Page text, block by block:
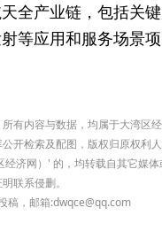
全产业链，包括关
等应用和服务场景
有内容与数据，均属于大湾区
开检索及配图，版权归原权利
济网）' 的，均转载自其它媒
联系侵删。
稿，邮箱:dwqce@qq.com